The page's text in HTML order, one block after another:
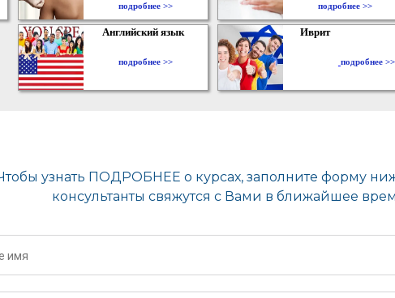
подробнее >> подробнее >>
Английский язык
подробнее >>
Иврит
подробнее >>